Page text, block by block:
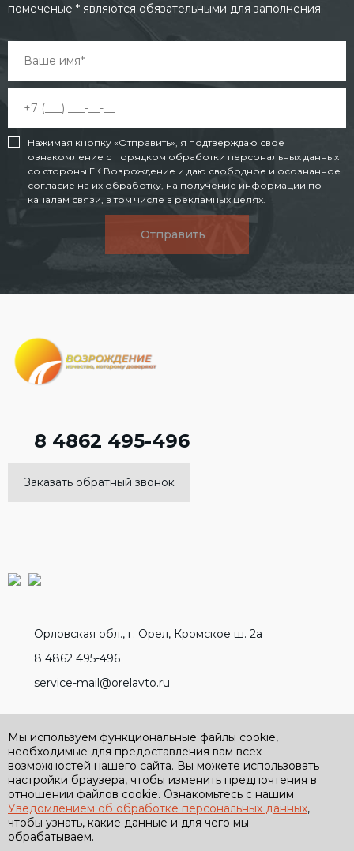
Мы используем функциональные файлы cookie,
необходимые для предоставления вам всех
возможностей нашего сайта. Вы можете использовать
настройки браузера, чтобы изменить предпочтения в
отношении файлов cookie. Ознакомьтесь с нашим
Уведомлением об обработке персональных данных,
чтобы узнать, какие данные и для чего мы
обрабатываем.
помеченые * являются обязательными для заполнения.
Нажимая кнопку «Отправить», я подтверждаю свое
ознакомление с порядком обработки персональных данных
со стороны ГК Возрождение и даю свободное и осознанное
согласие на их обработку, на получение информации по
каналам связи, в том числе в рекламных целях.
Отправить
8 4862 495-496
Заказать обратный звонок
Орловская обл., г. Орел, Кромское ш. 2а
8 4862 495-496
service-mail@orelavto.ru
Политика обработки персональных данных
Политика конфиденциальности
Условия применения бонусной программы